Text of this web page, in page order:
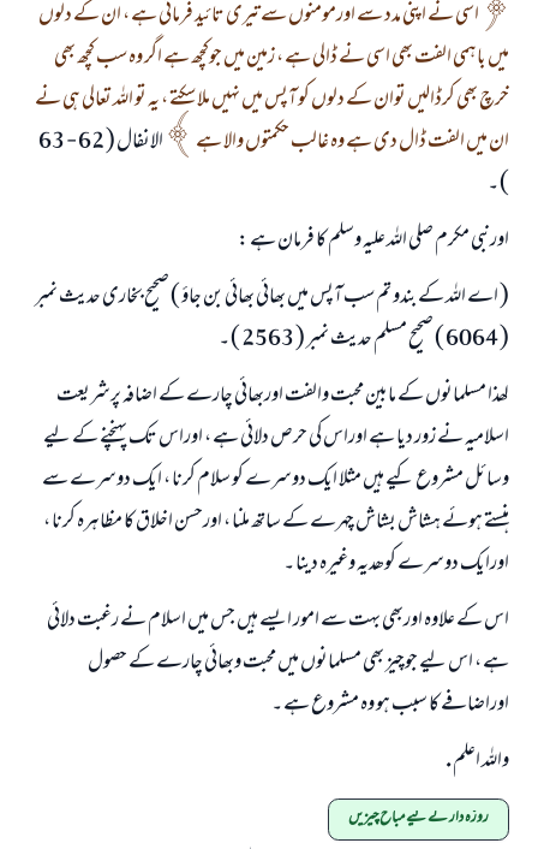
اسی نے اپنی مدد سے اورمومنوں سے تیری تائيد فرمائي ہے ، ان کے دلوں
میں باہمی الفت بھی اسی نے ڈالی ہے ، زمین میں جوکچھ ہے اگر وہ سب کچھ بھی
خرچ بھی کرڈالیں توان کے دلوں کو آپس میں نہیں ملا سکتے ، یہ تو اللہ تعالی ہی نے
ان میں الفت ڈال دی ہے وہ غالب حکمتوں والا ہے
الانفال ( 62 - 63
) ۔
اورنبی مکرم صلی اللہ علیہ وسلم کا فرمان ہے :
( اے اللہ کے بندو تم سب آپس میں بھائي بھائي بن جاؤ ) صحیح بخاری حدیث نمبر
( 6064 ) صحیح مسلم حدیث نمبر ( 2563 ) ۔
لھذا مسلمانوں کے مابین محبت والفت اوربھائي چارے کے اضافہ پرشریعت
اسلامیہ نے زور دیا ہے اوراس کی حرص دلائي ہے ، اوراس تک پہنچنے کے لیے
وسائل مشروع کیے ہیں مثلا ایک دوسرے کو سلام کرنا ، ایک دوسرے سے
ہنستے ہوئے ہشاش بشاش چہرے کے ساتھ ملنا ، اورحسن اخلاق کا مظاہرہ کرنا ،
اورایک دوسرے کوھدیہ وغیرہ دینا ۔
اس کے علاوہ اوربھی بہت سے امور ایسے ہیں جس میں اسلام نے رغبت دلائي
ہے ، اس لیے جوچيز بھی مسلمانوں میں محبت وبھائي چارے کے حصول
اوراضافے کا سبب ہو وہ مشروع ہے ۔
واللہ اعلم .
روزہ دار کے لیے مباح چیزیں
جواب نمبر 110845 نے نکاح ٹوٹنے سے بچایا۔
امت مسلمہ کے واسطے جوابات پیش کرنے کے لیے ہماری مدد کریں
رسول اللہ صلی اللہ علیہ و سلم کا فرمان ہے:
نیکی کی رہنمائی کرنے والے کو بھی نیکی کرنے والے کے برابر اجر ملتا ہے۔
(مسلم : 1893)
ابھی تعاون کریں